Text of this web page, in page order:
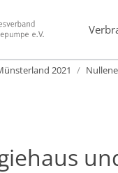
2021